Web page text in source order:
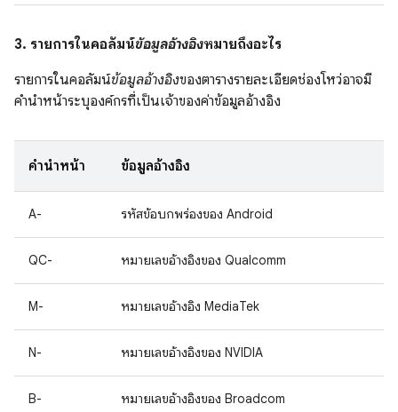
3. รายการในคอลัมน์ข้อมูลอ้างอิงหมายถึงอะไร
รายการในคอลัมน์ข้อมูลอ้างอิงของตารางรายละเอียดช่องโหว่อาจมี
คำนำหน้าระบุองค์กรที่เป็นเจ้าของค่าข้อมูลอ้างอิง
คำนำหน้า ข้อมูลอ้างอิง
A- รหัสข้อบกพร่องของ Android
QC- หมายเลขอ้างอิงของ Qualcomm
M- หมายเลขอ้างอิง MediaTek
N- หมายเลขอ้างอิงของ NVIDIA
B- หมายเลขอ้างอิงของ Broadcom